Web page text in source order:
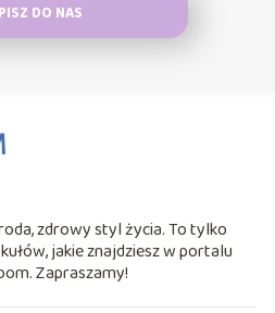
DO NAS
zdrowy styl życia. To tylko
jakie znajdziesz w portalu
Zapraszamy!